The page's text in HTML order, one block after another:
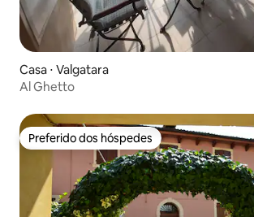
Casa ⋅ Valgatara
Al Ghetto
Preferido dos hóspedes
Preferido dos hóspedes